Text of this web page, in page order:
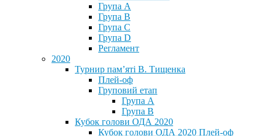
Група А
Група В
Група С
Група D
Регламент
2020
Турнир пам’яті В. Тищенка
Плей-оф
Груповий етап
Група А
Група В
Кубок голови ОДА 2020
Кубок голови ОДА 2020 Плей-оф